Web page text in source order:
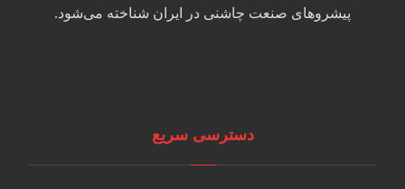
پیشروهای صنعت چاشنی در ایران شناخته می‌شود.
دسترسی سریع